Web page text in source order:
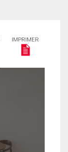
IMPRIMER